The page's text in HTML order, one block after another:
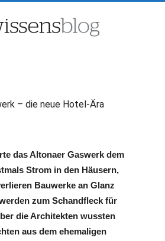
– die neue Hotel-Ära
das Altonaer Gaswerk dem
Strom in den Häusern,
Bauwerke an Glanz
zum Schandfleck für
die Architekten wussten
aus dem ehemaligen